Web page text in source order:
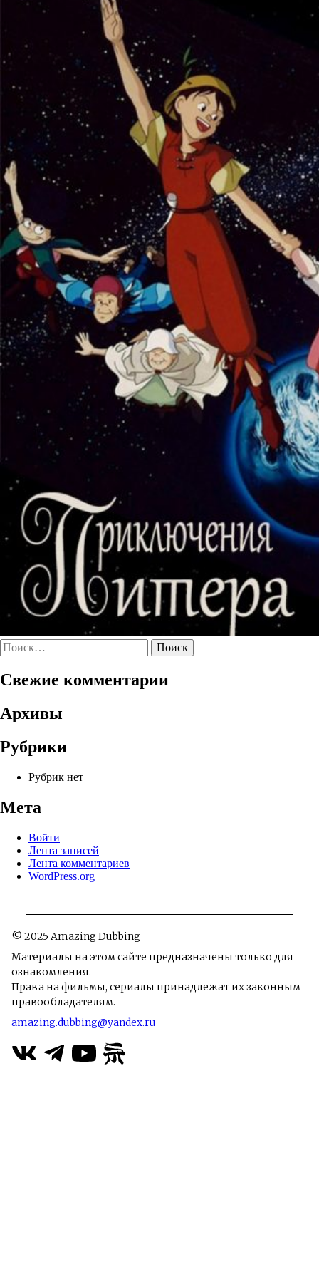
Найти:
Свежие комментарии
Архивы
Рубрики
Рубрик нет
Мета
Войти
Лента записей
Лента комментариев
WordPress.org
© 2025 Amazing Dubbing
Материалы на этом сайте предназначены только для
ознакомления.
Права на фильмы, сериалы принадлежат их законным
правообладателям.
amazing.dubbing@yandex.ru